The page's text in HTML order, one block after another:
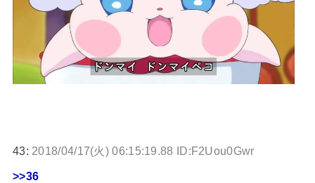
43: 2018/04/17(火) 06:15:19.88 ID:F2Uou0Gwr
>>36